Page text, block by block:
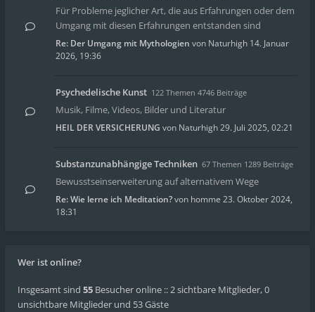
Für Probleme jeglicher Art, die aus Erfahrungen oder dem
Umgang mit diesen Erfahrungen entstanden sind
Re: Der Umgang mit Mythologien von Naturhigh 14. Januar
2026, 19:36
Psychedelische Kunst 122 Themen 4746 Beiträge
Musik, Filme, Videos, Bilder und Literatur
HEIL DER VERSICHERUNG von Naturhigh29. Juli 2025, 02:21
Substanzunabhängige Techniken 67 Themen 1289 Beiträge
Bewusstseinserweiterung auf alternativem Wege
Re: Wie lerne ich Meditation?von homme 23. Oktober 2024,
18:31
Wer ist online?
Insgesamt sind 55 Besucher online :: 2 sichtbare Mitglieder, 0
unsichtbare Mitglieder und 53 Gäste